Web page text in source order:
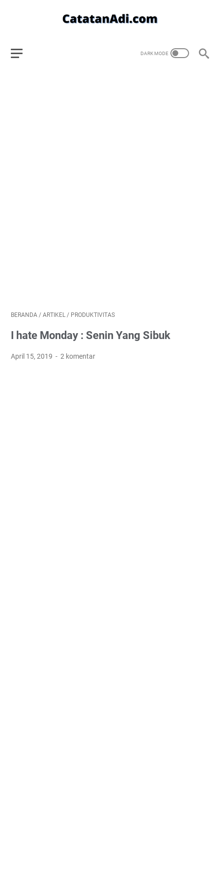
BERANDA / ARTIKEL / PRODUKTIVITAS
I hate Monday : Senin Yang Sibuk
April 15, 2019 2 komentar